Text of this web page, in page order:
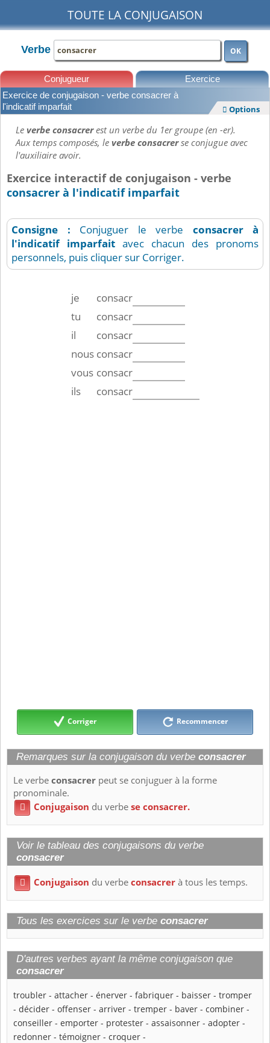
TOUTE LA CONJUGAISON
Verbe OK
Conjugueur Exercice
Leçons
Exercice de conjugaison - verbe consacrer à
l'indicatif imparfait
 Options
Leverbe consacrerest un verbe du 1er groupe (en -er).
Aux temps composés, leverbe consacrerse conjugue avec
l'auxiliaire avoir.
Exercice interactif de conjugaison - verbe
consacrer à l'indicatif imparfait
Consigne : Conjuguer le verbe consacrer
à
l'indicatif imparfait avec chacun des pronoms
personnels, puis cliquer sur Corriger.
je
consacr
tu
consacr
il
consacr
nous consacr
vous consacr
ils
consacr
Corriger Recommencer
Remarques sur la conjugaison du verbe consacrer
Le verbeconsacrer peut se conjuguer à la forme
pronominale.
 Conjugaison du verbese consacrer.
Voir le tableau des conjugaisons du verbe
consacrer
 Conjugaison du verbeconsacrerà tous les temps.
Tous les exercices sur le verbe consacrer
D'autres verbes ayant la même conjugaison que
consacrer
troubler - attacher - énerver - fabriquer - baisser - tromper
- décider - offenser - arriver - tremper - baver - combiner -
conseiller - emporter - protester - assaisonner - adopter -
redonner - témoigner - croquer -